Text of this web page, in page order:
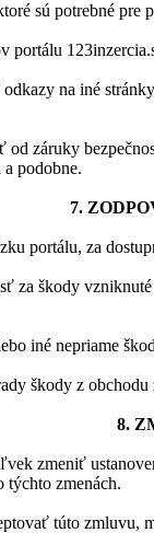
sú potrebné pre
portálu
na iné
záruky
podobne.
7.
portálu, za
za škody
iné nepriame
škody z
8.
zmeniť
zmenách.
túto zmluvu,